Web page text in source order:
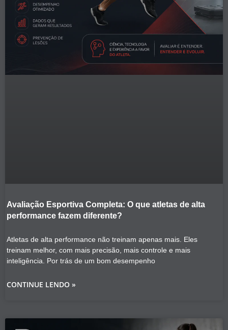
Avaliação Esportiva Completa: O que atletas de alta
performance fazem diferente?
Atletas de alta performance não treinam apenas mais. Eles
treinam melhor, com mais precisão, mais controle e mais
inteligência. Por trás de um bom desempenho
CONTINUE LENDO »